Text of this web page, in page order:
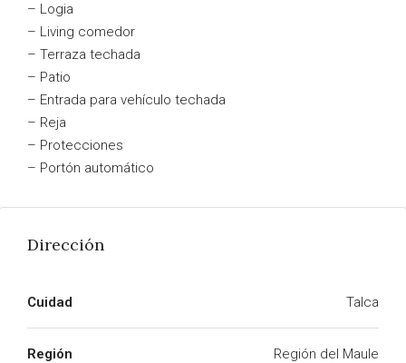
– Logia
– Living comedor
– Terraza techada
– Patio
– Entrada para vehículo techada
– Reja
– Protecciones
– Portón automático
Dirección
Cuidad Talca
Región Región del Maule